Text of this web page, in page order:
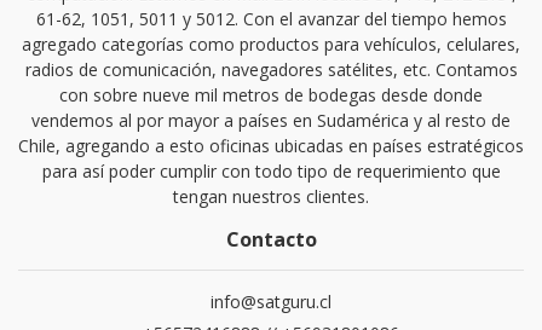
61-62, 1051, 5011 y 5012. Con el avanzar del tiempo hemos
agregado categorías como productos para vehículos, celulares,
radios de comunicación, navegadores satélites, etc. Contamos
con sobre nueve mil metros de bodegas desde donde
vendemos al por mayor a países en Sudamérica y al resto de
Chile, agregando a esto oficinas ubicadas en países estratégicos
para así poder cumplir con todo tipo de requerimiento que
tengan nuestros clientes.
Contacto
info@satguru.cl